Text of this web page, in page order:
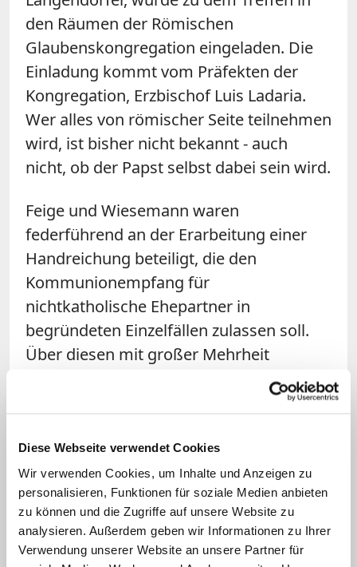
Diese Webseite verwendet Cookies
Wir verwenden Cookies, um Inhalte und Anzeigen zu
personalisieren, Funktionen für soziale Medien anbieten
zu können und die Zugriffe auf unsere Website zu
analysieren. Außerdem geben wir Informationen zu Ihrer
Verwendung unserer Website an unsere Partner für
den Räumen der Römischen
Glaubenskongregation eingeladen. Die
Einladung kommt vom Präfekten der
Kongregation, Erzbischof Luis Ladaria.
Wer alles von römischer Seite teilnehmen
wird, ist bisher nicht bekannt - auch
nicht, ob der Papst selbst dabei sein wird.
Feige und Wiesemann waren
federführend an der Erarbeitung einer
Handreichung beteiligt, die den
Kommunionempfang für
nichtkatholische Ehepartner in
begründeten Einzelfällen zulassen soll.
Über diesen mit großer Mehrheit
verabschiedeten Text gibt es in der
Bischofskonferenz unterschiedliche
Ökumenekommission, Wiesemann die
Glaubenskommission der Deutschen
Bischofskonferenz.
Papst Franziskus hat sich noch nicht